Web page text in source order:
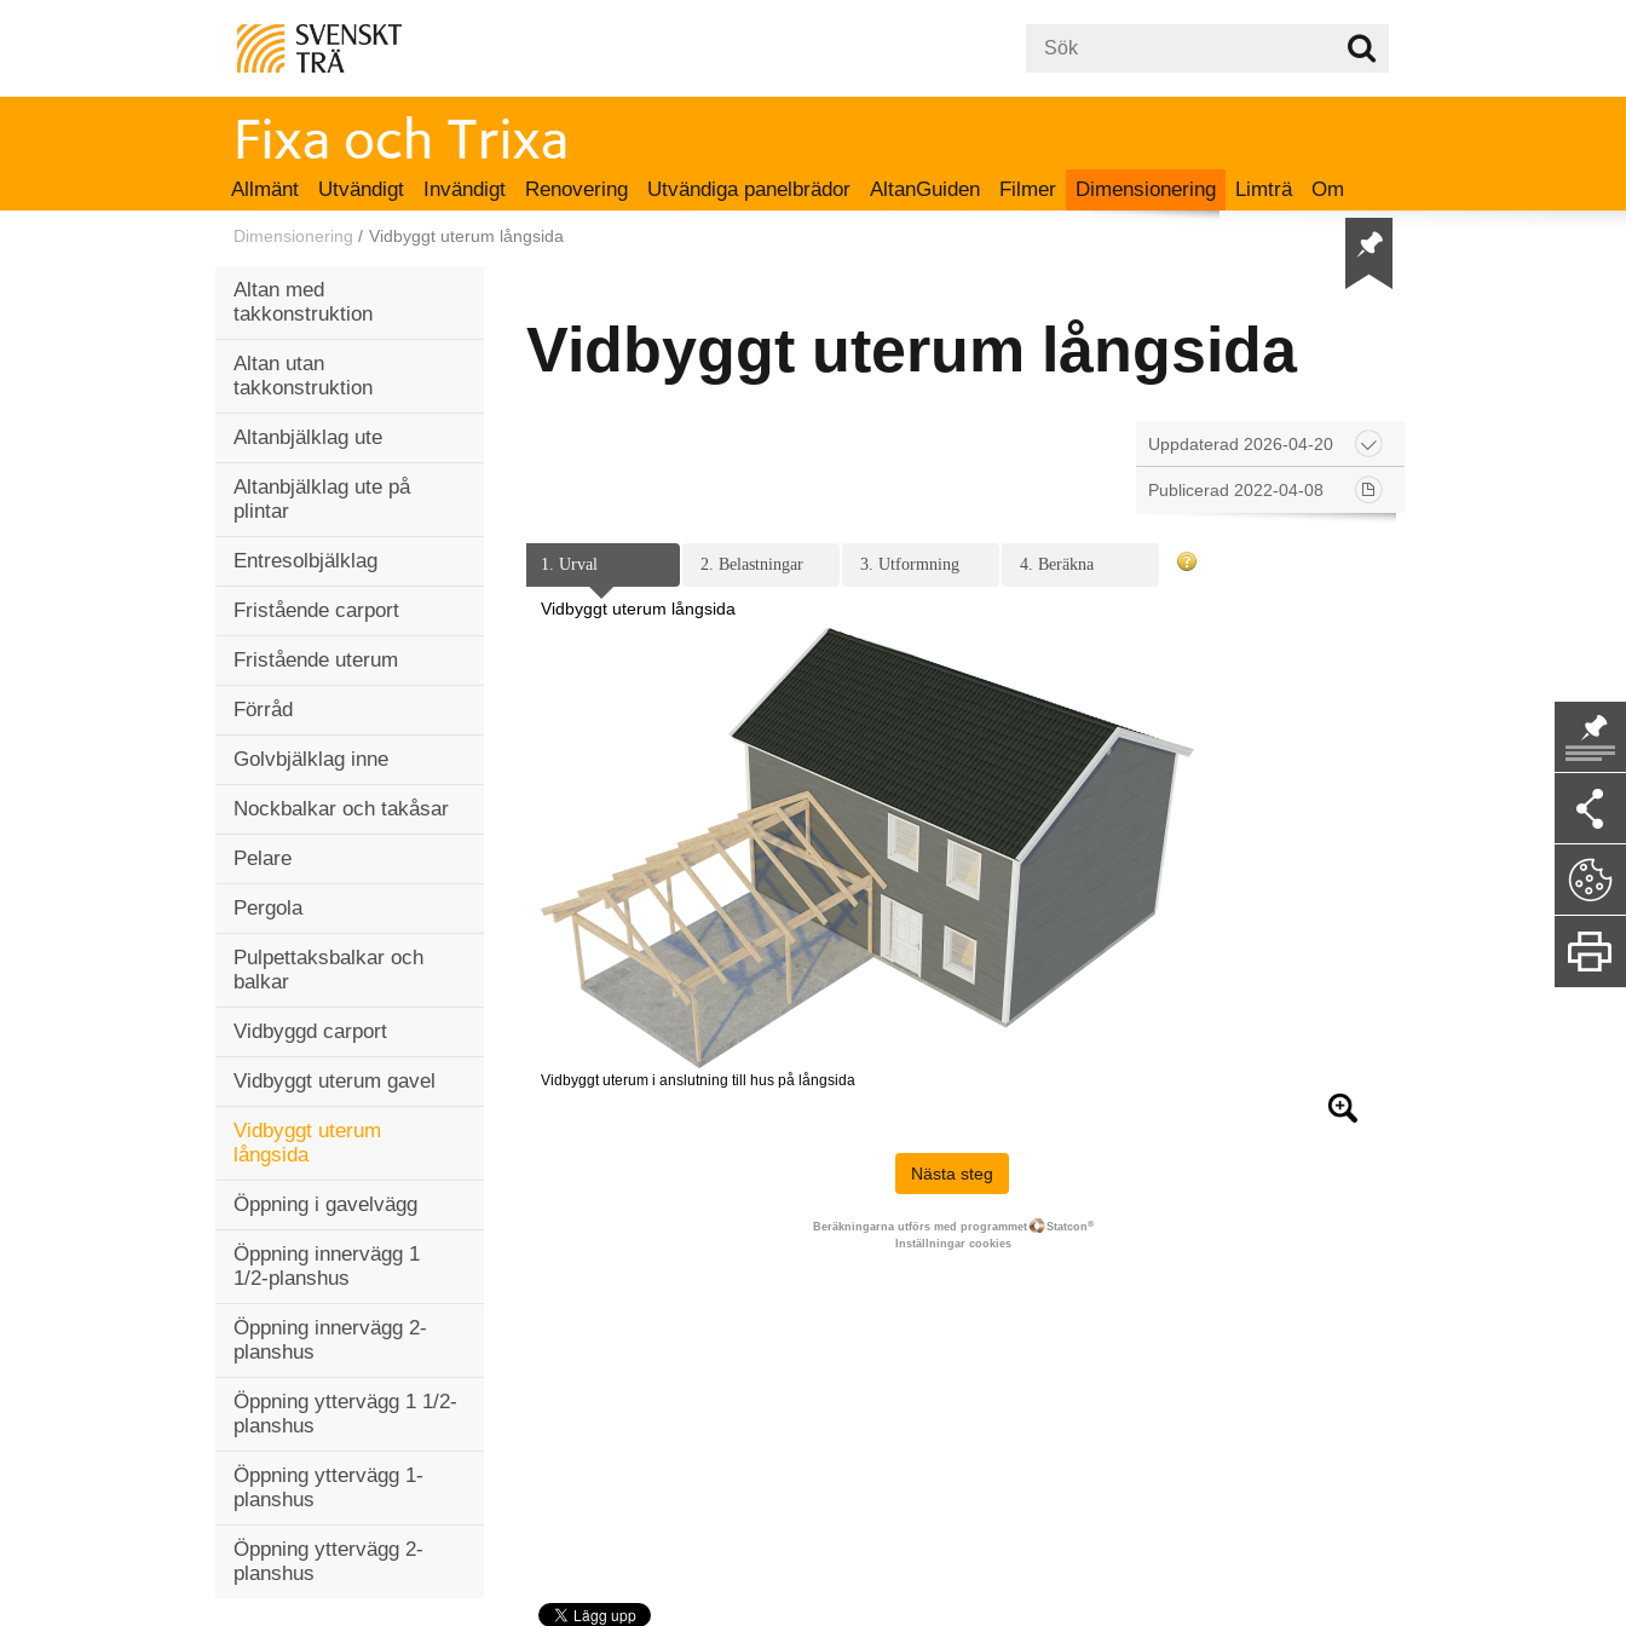
Allmänt Utvändigt Invändigt Renovering Utvändiga panelbrädor AltanGuiden Filmer Dimensionering Limträ Om
Dimensionering / Vidbyggt uterum långsida
Altan med
takkonstruktion
Altan utan
takkonstruktion
Altanbjälklag ute
Altanbjälklag ute på
plintar
Entresolbjälklag
Fristående carport
Fristående uterum
Förråd
Golvbjälklag inne
Nockbalkar och takåsar
Pelare
Pergola
Pulpettaksbalkar och
balkar
Vidbyggd carport
Vidbyggt uterum gavel
Vidbyggt uterum
långsida
Öppning i gavelvägg
Öppning innervägg 1
1/2-planshus
Öppning innervägg 2-
planshus
Öppning yttervägg 1 1/2-
planshus
Öppning yttervägg 1-
planshus
Öppning yttervägg 2-
planshus
Vidbyggt uterum långsida
Uppdaterad 2026-04-20
Publicerad 2022-04-08